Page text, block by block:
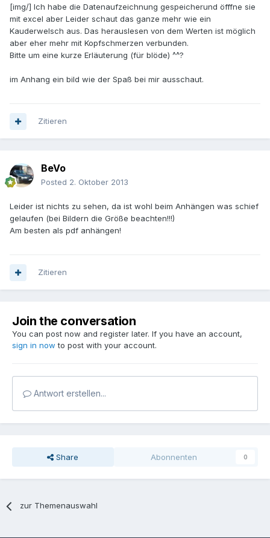
[img/] Ich habe die Datenaufzeichnung gespeicherund öfffne sie
mit excel aber Leider schaut das ganze mehr wie ein
Kauderwelsch aus. Das herauslesen von dem Werten ist möglich
aber eher mehr mit Kopfschmerzen verbunden.
Bitte um eine kurze Erläuterung (für blöde) ^^?
im Anhang ein bild wie der Spaß bei mir ausschaut.
Zitieren
BeVo
Posted 2. Oktober 2013
Leider ist nichts zu sehen, da ist wohl beim Anhängen was schief
gelaufen (bei Bildern die Größe beachten!!!)
Am besten als pdf anhängen!
Zitieren
Join the conversation
You can post now and register later. If you have an account,
sign in now to post with your account.
Antwort erstellen...
Share Abonnenten 0
zur Themenauswahl